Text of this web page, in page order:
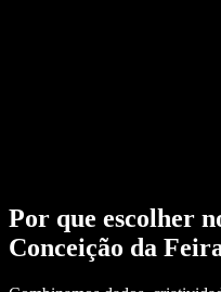
Por que escolher
Conceição da